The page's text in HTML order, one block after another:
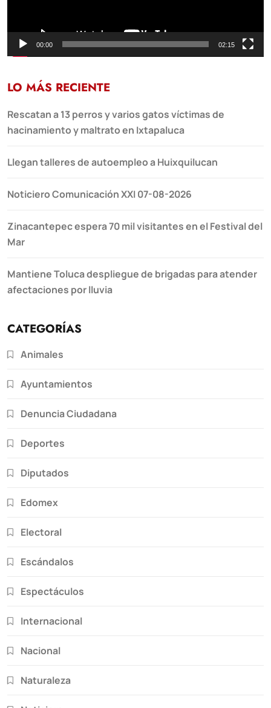
00:00 02:15
LO MÁS RECIENTE
Rescatan a 13 perros y varios gatos víctimas de
hacinamiento y maltrato en Ixtapaluca
Llegan talleres de autoempleo a Huixquilucan
Noticiero Comunicación XXI 07-08-2026
Zinacantepec espera 70 mil visitantes en el Festival del
Mar
Mantiene Toluca despliegue de brigadas para atender
afectaciones por lluvia
CATEGORÍAS
Animales
Ayuntamientos
Denuncia Ciudadana
Deportes
Diputados
Edomex
Electoral
Escándalos
Espectáculos
Internacional
Nacional
Naturaleza